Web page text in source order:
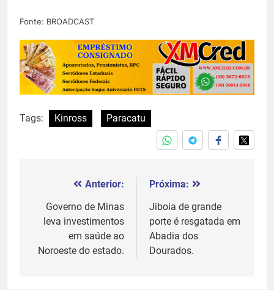
Fonte: BROADCAST
Tags: Kinross Paracatu
Navegação
de
Anterior:
Governo de Minas
leva investimentos
em saúde ao
Noroeste do estado.
Próxima:
Jiboia de grande
porte é resgatada em
Abadia dos
Dourados.